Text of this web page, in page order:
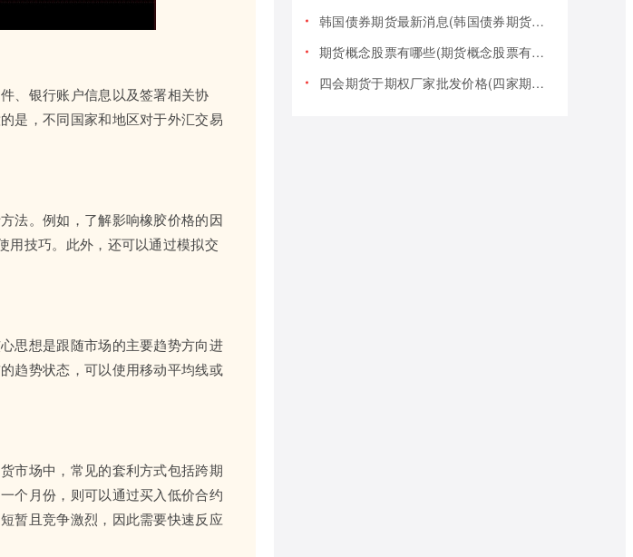
、银行账户信息以及签署相关协
是，不同国家和地区对于外汇交易
法。例如，了解影响橡胶价格的因
用技巧。此外，还可以通过模拟交
思想是跟随市场的主要趋势方向进
趋势状态，可以使用移动平均线或
市场中，常见的套利方式包括跨期
个月份，则可以通过买入低价合约
暂且竞争激烈，因此需要快速反应
韩国债券期货最新消息(韩国债券期货最新消息新闻)
期货概念股票有哪些(期货概念股票有哪些类型)
四会期货于期权厂家批发价格(四家期货交易)